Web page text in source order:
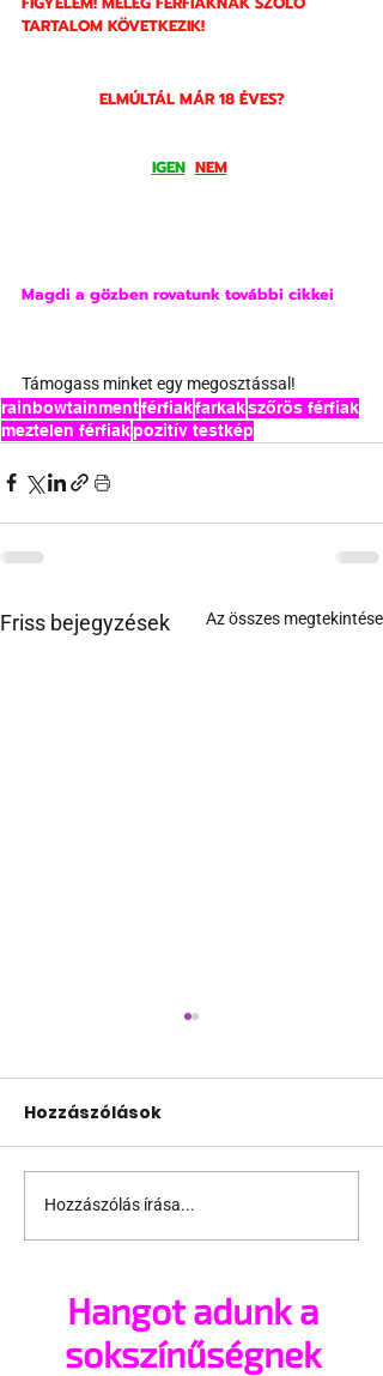
TARTALOM KÖVETKEZIK!
ELMÚLTÁL MÁR 18 ÉVES?
IGEN NEM
Magdi a gőzben rovatunk további cikkei
Támogass minket egy megosztással!
rainbowtainmentférfiakfarkakszőrös férfiak
meztelen férfiakpozitív testkép
Friss bejegyzések Az összes megtekintése
Kannibál
szexfantázia és
vádolják a Szólíts a
neveden sztárját
Hozzászólások
Hozzászólás írása...
Hangot adunk a
sokszínűségnek